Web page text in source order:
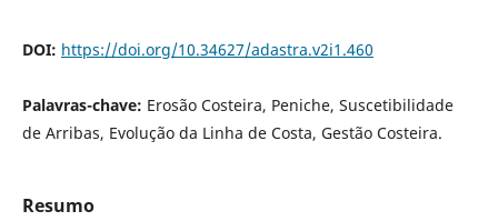
DOI: https://doi.org/10.34627/adastra.v2i1.460
Palavras-chave: Erosão Costeira, Peniche, Suscetibilidade
de Arribas, Evolução da Linha de Costa, Gestão Costeira.
Resumo